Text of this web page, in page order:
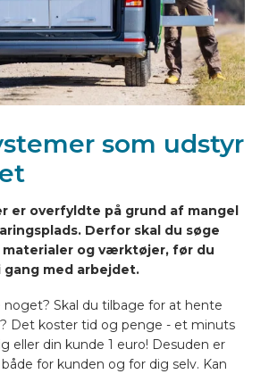
som udstyr
er overfyldte på grund af mangel
Derfor skal du søge
og værktøjer, før du
gang med arbejdet.
noget? Skal du tilbage for at hente
Det koster tid og penge - et minuts
eller din kunde 1 euro! Desuden er
for kunden og for dig selv. Kan